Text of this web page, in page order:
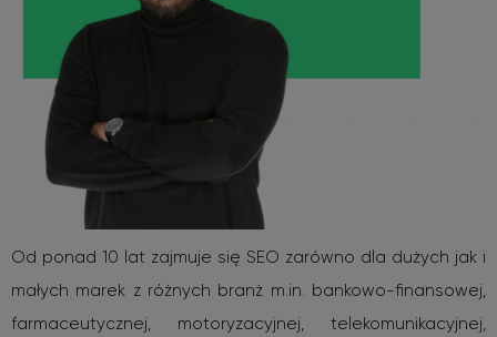
Od ponad 10 lat zajmuje się SEO zarówno dla dużych jak i
małych marek z różnych branż m.in. bankowo-finansowej,
farmaceutycznej, motoryzacyjnej, telekomunikacyjnej,